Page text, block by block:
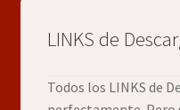
LINKS de
Todos los LINKS de